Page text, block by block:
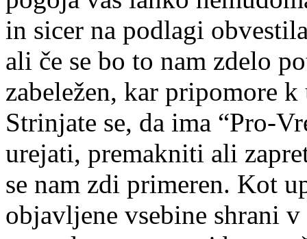
in sicer na podlagi
ali če se bo to nam zdelo
zabeležen, kar pripomore
Strinjate se, da ima “Pro-
urejati, premakniti ali
se nam zdi primeren. Kot
objavljene vsebine shrani